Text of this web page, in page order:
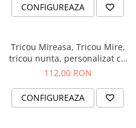
Coliere
Semn de carte
Card metalic
Cadouri Copii
CONFIGUREAZA
Tricou Mireasa, Tricou Mire,
tricou nunta, personalizat cu
design negru sclipicios
112,00 RON
CONFIGUREAZA